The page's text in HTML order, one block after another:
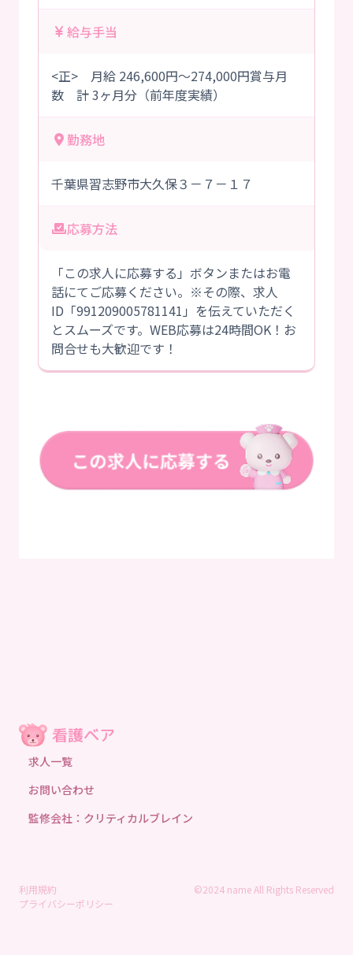
給与手当
<正> 月給 246,600円～274,000円賞与月
数 計 3ヶ月分（前年度実績）
勤務地
千葉県習志野市大久保３－７－１７
応募方法
「この求人に応募する」ボタンまたはお電
話にてご応募ください。※その際、求人
ID「991209005781141」を伝えていただく
とスムーズです。WEB応募は24時間OK！お
問合せも大歓迎です！
求人一覧
お問い合わせ
監修会社：クリティカルブレイン
利用規約
プライバシーポリシー
©2024 name All Rights Reserved